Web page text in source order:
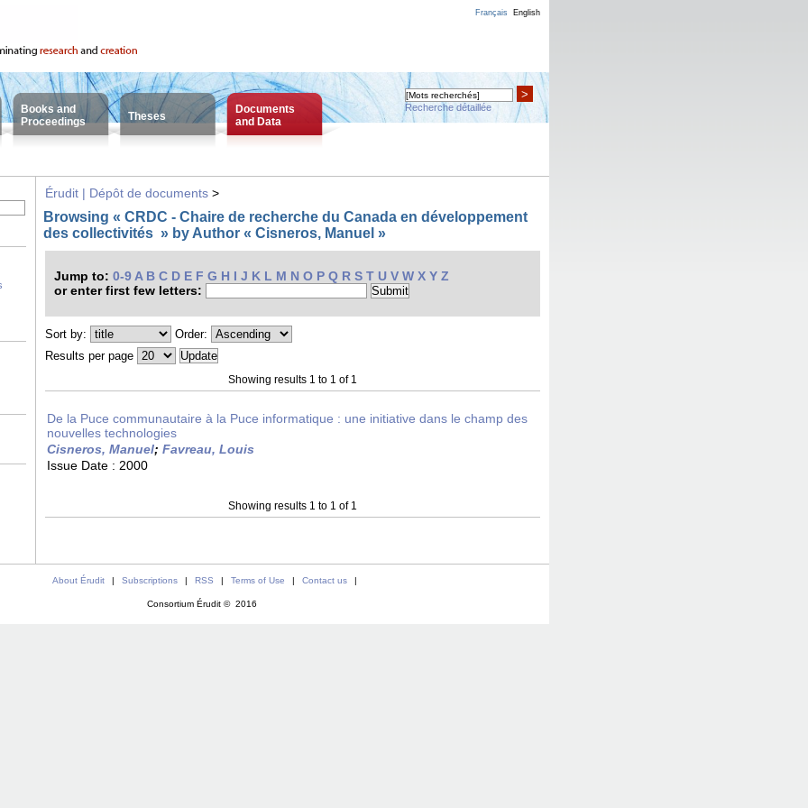
Français English
Books and
Proceedings
Theses
Documents
and Data
>
Recherche détaillée
Érudit | Dépôt de documents >
Browsing « CRDC - Chaire de recherche du Canada en développement
des collectivités » by Author « Cisneros, Manuel »
Jump to: 0-9 A B C D E F G H I J K L M N O P Q R S T U V W X Y Z
or enter first few letters:
Sort by:
Order:
Results per page
Showing results 1 to 1 of 1
De la Puce communautaire à la Puce informatique : une initiative dans le champ des
nouvelles technologies
Cisneros, Manuel; Favreau, Louis
Issue Date : 2000
Showing results 1 to 1 of 1
About Érudit | Subscriptions | RSS | Terms of Use | Contact us |
Consortium Érudit © 2016